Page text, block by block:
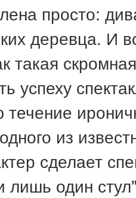
просто:
деревца. И
такая
успеху
течение
из
сделает
лишь один